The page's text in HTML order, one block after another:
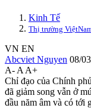
Kinh Tế
Thị trường
VN EN
Abcviet Nguyen 08/
A- A A+
Chỉ đạo của Chính
đã giảm song vẫn ở
đầu năm âm và có tới